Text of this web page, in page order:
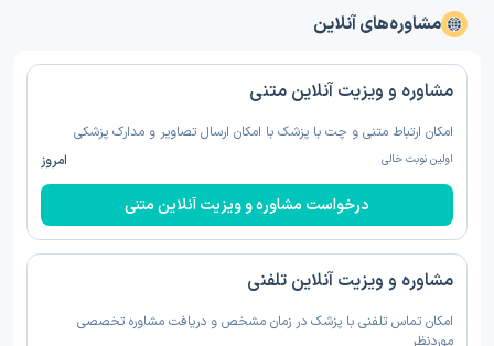
مشاوره‌های آنلاین
مشاوره و ویزیت آنلاین متنی
امکان ارتباط متنی و چت با پزشک با امکان ارسال تصاویر و مدارک پزشکی
اولین نوبت خالی امروز
درخواست مشاوره و ویزیت آنلاین متنی
مشاوره و ویزیت آنلاین تلفنی
امکان تماس تلفنی با پزشک در زمان مشخص و دریافت مشاوره تخصصی
موردنظر